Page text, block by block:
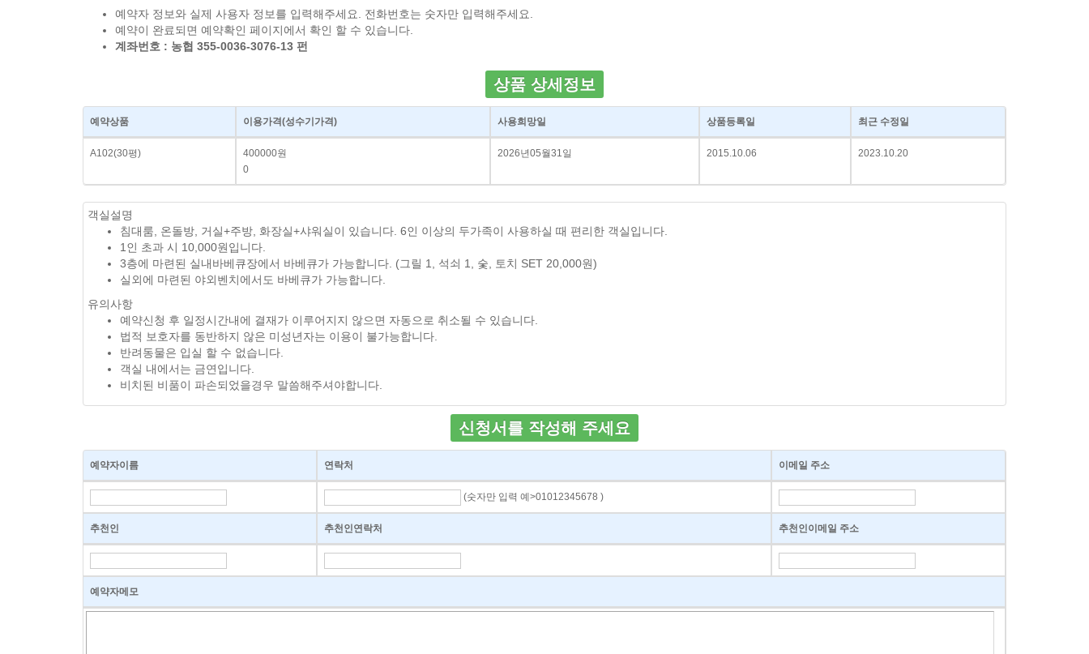
예약자 정보와 실제 사용자 정보를 입력해주세요. 전화번호는 숫자만 입력해주세요.
예약이 완료되면 예약확인 페이지에서 확인 할 수 있습니다.
계좌번호 : 농협 355-0036-3076-13 펀
상품 상세정보
예약상품 이용가격(성수기가격) 사용희망일 상품등록일 최근 수정일
A102(30평)
400000원
0
2026년05월31일 2015.10.06 2023.10.20
객실설명
침대룸, 온돌방, 거실+주방, 화장실+샤워실이 있습니다. 6인 이상의 두가족이 사용하실 때 편리한 객실입니다.
1인 초과 시 10,000원입니다.
3층에 마련된 실내바베큐장에서 바베큐가 가능합니다. (그릴 1, 석쇠 1, 숯, 토치 SET 20,000원)
실외에 마련된 야외벤치에서도 바베큐가 가능합니다.
유의사항
예약신청 후 일정시간내에 결재가 이루어지지 않으면 자동으로 취소될 수 있습니다.
법적 보호자를 동반하지 않은 미성년자는 이용이 불가능합니다.
반려동물은 입실 할 수 없습니다.
객실 내에서는 금연입니다.
비치된 비품이 파손되었을경우 말씀해주셔야합니다.
신청서를 작성해 주세요
예약자이름 연락처 이메일 주소
(숫자만 입력 예>01012345678 )
추천인 추천인연락처 추천인이메일 주소
예약자메모